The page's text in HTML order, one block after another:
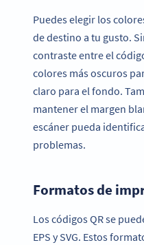
Puedes elegir los
de destino a tu gusto.
contraste entre el
colores más oscuros
claro para el fondo.
mantener el margen
escáner pueda
problemas.
Formatos de
Los códigos QR se
EPS y SVG. Estos